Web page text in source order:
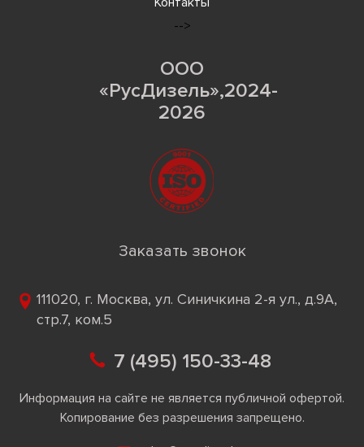
-->
ООО
«РусДизель»,2024-
2026
Заказать звонок
111020, г. Москва, ул. Синичкина 2-я ул., д.9А,
стр.7, ком.5
7 (495) 150-33-48
Информация на сайте не является публичной офертой.
Копирование без разрешения запрещено.